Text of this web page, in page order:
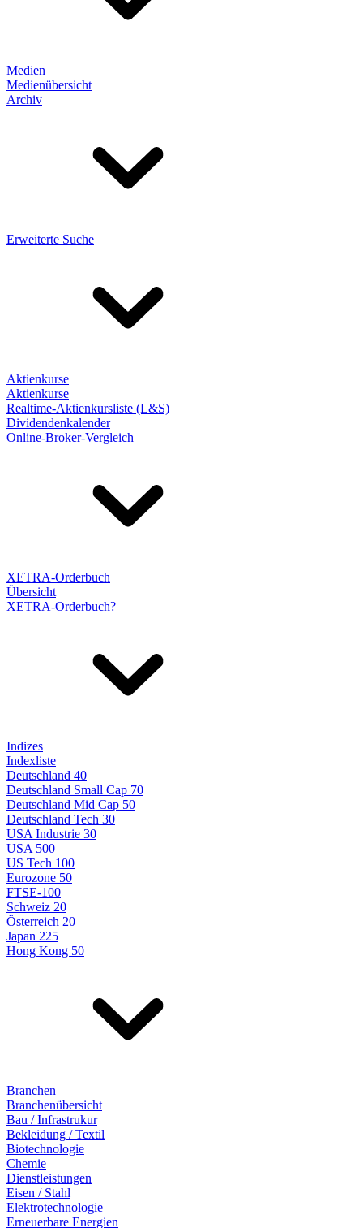
Medien
Medienübersicht
Archiv
Erweiterte Suche
Aktienkurse
Aktienkurse
Realtime-Aktienkursliste (L&S)
Dividendenkalender
Online-Broker-Vergleich
XETRA-Orderbuch
Übersicht
XETRA-Orderbuch?
Indizes
Indexliste
Deutschland 40
Deutschland Small Cap 70
Deutschland Mid Cap 50
Deutschland Tech 30
USA Industrie 30
USA 500
US Tech 100
Eurozone 50
FTSE-100
Schweiz 20
Österreich 20
Japan 225
Hong Kong 50
Branchen
Branchenübersicht
Bau / Infrastrukur
Bekleidung / Textil
Biotechnologie
Chemie
Dienstleistungen
Eisen / Stahl
Elektrotechnologie
Erneuerbare Energien